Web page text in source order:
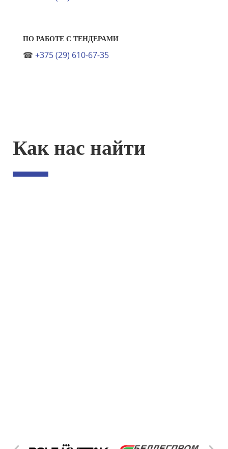
ПО РАБОТЕ С ТЕНДЕРАМИ
☎ +375 (29) 610-67-35
Как нас найти